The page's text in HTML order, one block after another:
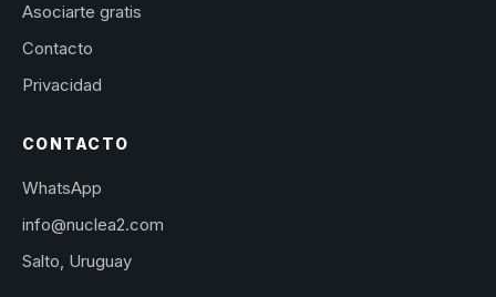
Asociarte gratis
Contacto
Privacidad
CONTACTO
WhatsApp
info@nuclea2.com
Salto, Uruguay